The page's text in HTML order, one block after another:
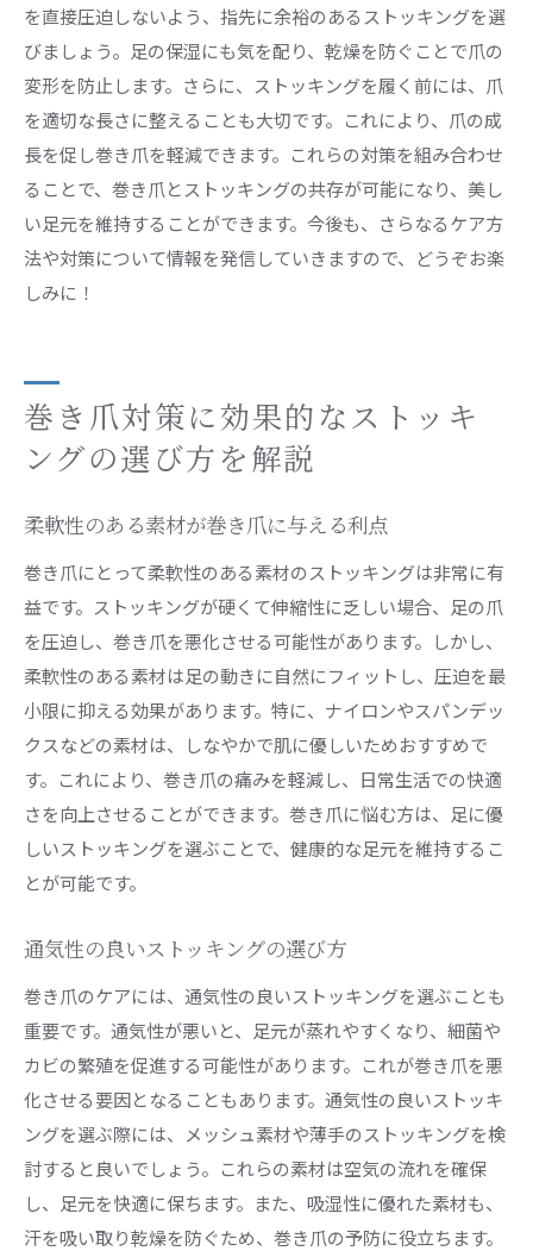
巻き爪を改善するためのストッキング活用術
快適な足元を実現する巻き爪とストッキングの
関係
巻き爪とストッキングの相性を高めるためのヒ
ント
を直接圧迫しないよう、指先に余裕のあるストッキングを選
びましょう。足の保湿にも気を配り、乾燥を防ぐことで爪の
変形を防止します。さらに、ストッキングを履く前には、爪
を適切な長さに整えることも大切です。これにより、爪の成
長を促し巻き爪を軽減できます。これらの対策を組み合わせ
ることで、巻き爪とストッキングの共存が可能になり、美し
い足元を維持することができます。今後も、さらなるケア方
法や対策について情報を発信していきますので、どうぞお楽
しみに！
巻き爪対策に効果的なストッキ
ングの選び方を解説
柔軟性のある素材が巻き爪に与える利点
巻き爪にとって柔軟性のある素材のストッキングは非常に有
益です。ストッキングが硬くて伸縮性に乏しい場合、足の爪
を圧迫し、巻き爪を悪化させる可能性があります。しかし、
柔軟性のある素材は足の動きに自然にフィットし、圧迫を最
小限に抑える効果があります。特に、ナイロンやスパンデッ
クスなどの素材は、しなやかで肌に優しいためおすすめで
す。これにより、巻き爪の痛みを軽減し、日常生活での快適
さを向上させることができます。巻き爪に悩む方は、足に優
しいストッキングを選ぶことで、健康的な足元を維持するこ
とが可能です。
通気性の良いストッキングの選び方
巻き爪のケアには、通気性の良いストッキングを選ぶことも
重要です。通気性が悪いと、足元が蒸れやすくなり、細菌や
カビの繁殖を促進する可能性があります。これが巻き爪を悪
化させる要因となることもあります。通気性の良いストッキ
ングを選ぶ際には、メッシュ素材や薄手のストッキングを検
討すると良いでしょう。これらの素材は空気の流れを確保
し、足元を快適に保ちます。また、吸湿性に優れた素材も、
汗を吸い取り乾燥を防ぐため、巻き爪の予防に役立ちます。